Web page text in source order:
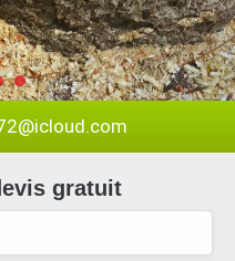
gratuit